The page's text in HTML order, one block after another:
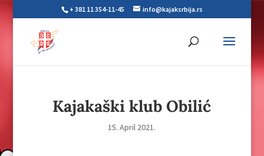
+ 381 11 354-11-45 info@kajaksrbija.rs
Kajakaški klub Obilić
15. April 2021.